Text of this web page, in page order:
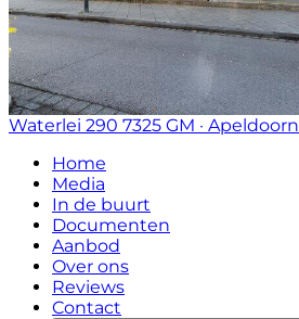
Waterlei 290 7325 GM · Apeldoorn
Home
Media
In de buurt
Documenten
Aanbod
Over ons
Reviews
Contact